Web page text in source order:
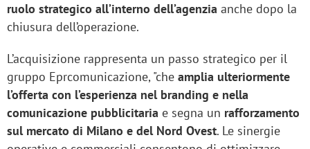
ruolo strategico all’interno dell’agenzia anche dopo la
chiusura dell’operazione.
L’acquisizione rappresenta un passo strategico per il
gruppo Eprcomunicazione, "che amplia ulteriormente
l’offerta con l’esperienza nel branding e nella
comunicazione pubblicitaria e segna un rafforzamento
sul mercato di Milano e del Nord Ovest. Le sinergie